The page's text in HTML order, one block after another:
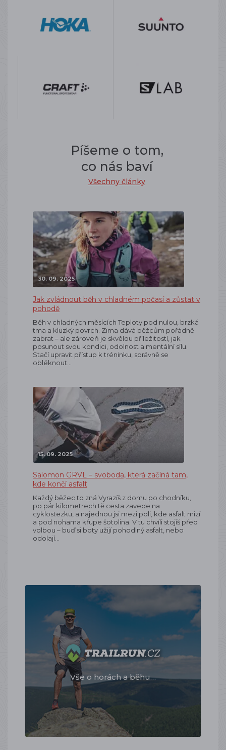
Píšeme o tom,
co nás baví
Všechny články
30. 09. 2025
Jak zvládnout běh v chladném počasí a zůstat v
pohodě
Běh v chladných měsících Teploty pod nulou, brzká
tma a kluzký povrch. Zima dává běžcům pořádně
zabrat – ale zároveň je skvělou příležitostí, jak
posunout svou kondici, odolnost a mentální sílu.
Stačí upravit přístup k tréninku, správně se
obléknout…
15. 09. 2025
Salomon GRVL – svoboda, která začíná tam,
kde končí asfalt
Každý běžec to zná Vyrazíš z domu po chodníku,
po pár kilometrech tě cesta zavede na
cyklostezku, a najednou jsi mezi poli, kde asfalt mizí
a pod nohama křupe šotolina. V tu chvíli stojíš před
volbou – buď si boty užijí pohodlný asfalt, nebo
odolají…
Vše o horách a běhu…